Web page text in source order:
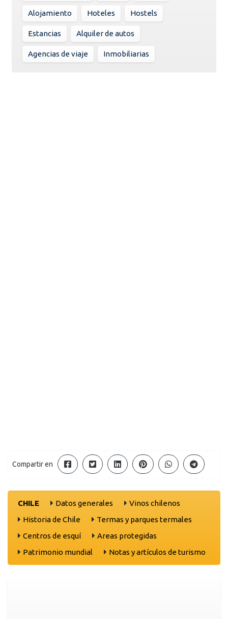
Alojamiento Hoteles Hostels
Estancias Alquiler de autos
Agencias de viaje Inmobiliarias
Compartir en
CHILE Datos generales
Vinos chilenos
Historia de Chile
Termas y parques termales
Centros de esquí
Areas protegidas
Patrimonio mundial
Notas y artículos de turismo